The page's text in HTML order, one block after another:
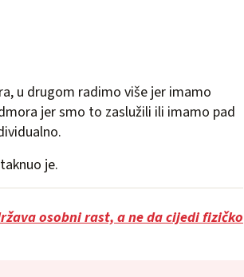
u drugom radimo više jer imamo
jer smo to zaslužili ili imamo pad
je.
osobni rast, a ne da cijedi fizičko